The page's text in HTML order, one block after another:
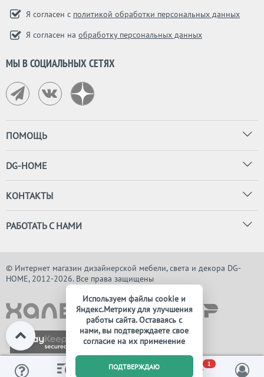
Я согласен с политикой обработки персональных данных
Я согласен на обработку персональных данных
МЫ В СОЦИАЛЬНЫХ СЕТЯХ
ПОМОЩЬ
DG-HOME
КОНТАКТЫ
РАБОТАТЬ С НАМИ
© Интернет магазин дизайнерской мебели, света и декора DG-
HOME, 2012-2026. Все права защищены
0 1
Используем файлы cookie и
Яндекс.Метрику для улучшения
работы сайта. Оставаясь с
нами, вы подтверждаете свое
согласие на их применение
ПОДТВЕРЖДАЮ